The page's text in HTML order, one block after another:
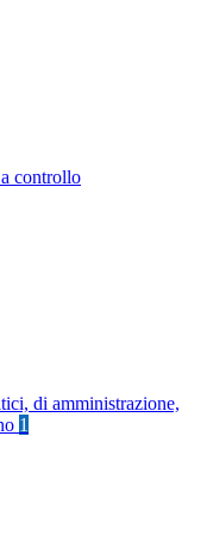
controllo
di amministrazione,
1